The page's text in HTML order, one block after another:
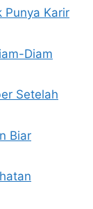
Punya Karir
Diam
Setelah
Biar